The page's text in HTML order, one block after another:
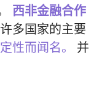
西非金融合作
多国家的主要
性而闻名。
并